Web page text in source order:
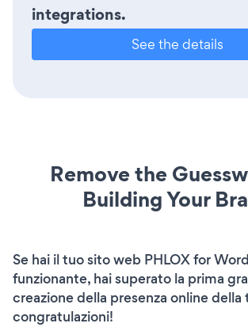
integrations.
See the details
Remove the
Building Your
Se hai il tuo sito web PHLOX for
funzionante, hai superato la prima
creazione della presenza online
congratulazioni!